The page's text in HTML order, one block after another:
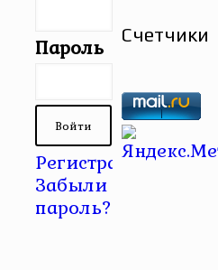
Пароль
Регистрация |
Забыли
пароль?
Счетчики